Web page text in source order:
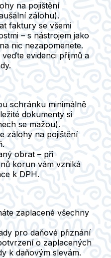
na pojištění
zálohu).
faktury se všemi
– s nástrojem jako
na nic nezapomenete.
veďte evidenci příjmů a
schránku minimálně
dokumenty si
se mažou).
zálohy na pojištění
.
obrat – při
korun vám vzniká
k DPH.
zaplacené všechny
pro daňové přiznání
o zaplacených
k daňovým slevám.